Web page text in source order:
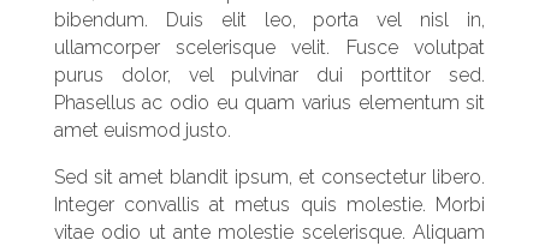
bibendum. Duis elit leo, porta vel nisl in,
ullamcorper scelerisque velit. Fusce volutpat
purus dolor, vel pulvinar dui porttitor sed.
Phasellus ac odio eu quam varius elementum sit
amet euismod justo.
Sed sit amet blandit ipsum, et consectetur libero.
Integer convallis at metus quis molestie. Morbi
vitae odio ut ante molestie scelerisque. Aliquam